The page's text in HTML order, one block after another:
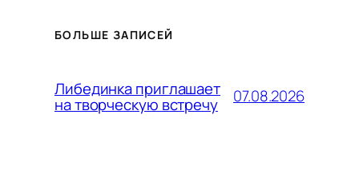
БОЛЬШЕ ЗАПИСЕЙ
Либединка приглашает
на творческую встречу 07.08.2026